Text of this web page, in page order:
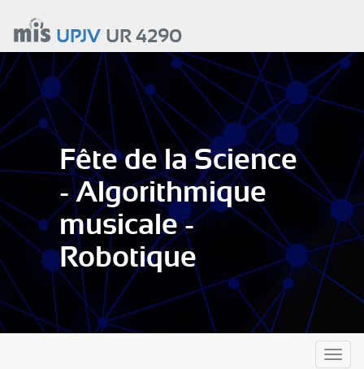
contenu
principal
UPJVUR 4290
Fête de la Science
- Algorithmique
musicale -
Robotique